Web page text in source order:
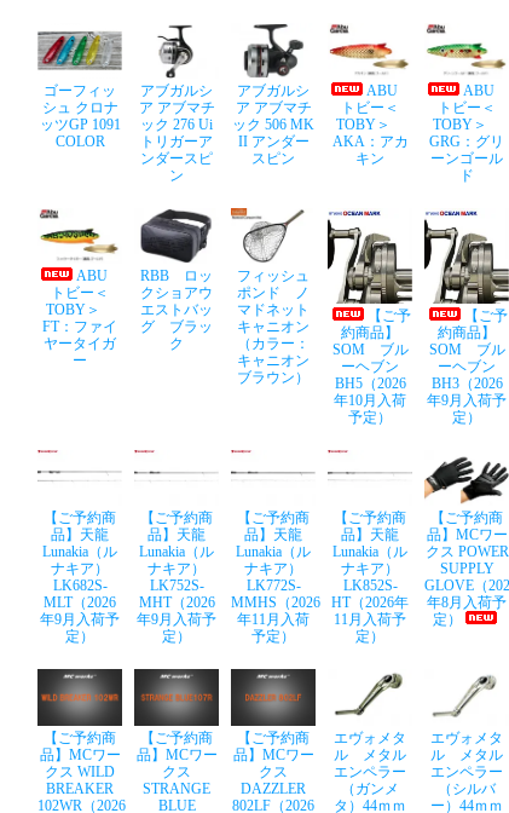
ゴーフィッ
シュ クロナ
ッツGP 1091
COLOR
アブガルシ
ア アブマチ
ック 276 Ui
トリガーア
ンダースピ
ン
アブガルシ
ア アブマチ
ック 506 MK
II アンダー
スピン
ABU
トビー＜
TOBY＞
AKA：アカ
キン
ABU
トビー＜
TOBY＞
GRG：グリ
ーンゴール
ド
ABU
トビー＜
TOBY＞
FT：ファイ
ヤータイガ
ー
RBB ロッ
クショアウ
エストバッ
グ ブラッ
ク
フィッシュ
ポンド ノ
マドネット
キャニオン
（カラー：
キャニオン
ブラウン）
【ご予
約商品】
SOM ブル
ーヘブン
BH5（2026
年10月入荷
予定）
【ご予
約商品】
SOM ブル
ーヘブン
BH3（2026
年9月入荷予
定）
【ご予約商
品】天龍
Lunakia（ル
ナキア）
LK682S-
MLT（2026
年9月入荷予
定）
【ご予約商
品】天龍
Lunakia（ル
ナキア）
LK752S-
MHT（2026
年9月入荷予
定）
【ご予約商
品】天龍
Lunakia（ル
ナキア）
LK772S-
MMHS（2026
年11月入荷
予定）
【ご予約商
品】天龍
Lunakia（ル
ナキア）
LK852S-
HT（2026年
11月入荷予
定）
【ご予約商
品】MCワー
クス POWER
SUPPLY
GLOVE（
年8月入荷予
定）
【ご予約商
品】MCワー
クス WILD
BREAKER
102WR（2026
【ご予約商
品】MCワー
クス
STRANGE
BLUE
【ご予約商
品】MCワー
クス
DAZZLER
802LF（2026
エヴォメタ
ル メタル
エンペラー
（ガンメ
タ）44ｍｍ
エヴォメタ
ル メタル
エンペラー
（シルバ
ー）44ｍｍ